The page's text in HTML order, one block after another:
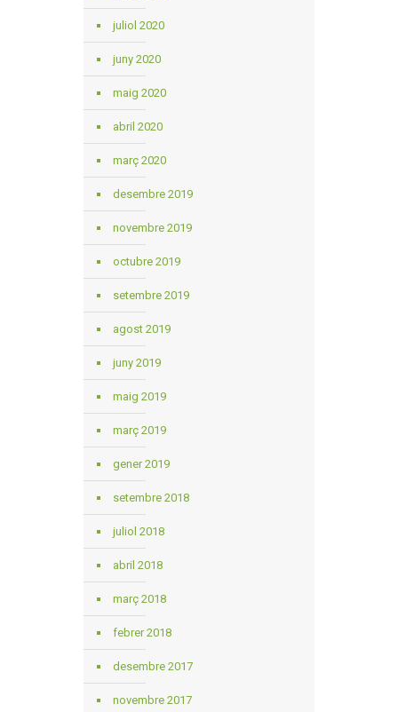
juliol 2020
juny 2020
maig 2020
abril 2020
març 2020
desembre 2019
novembre 2019
octubre 2019
setembre 2019
agost 2019
juny 2019
maig 2019
març 2019
gener 2019
setembre 2018
juliol 2018
abril 2018
març 2018
febrer 2018
desembre 2017
novembre 2017